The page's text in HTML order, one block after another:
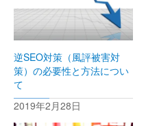
逆SEO対策（風評被害対
策）の必要性と方法につい
て
2019年2月28日